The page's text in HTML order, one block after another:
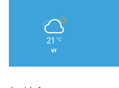
21 ℃
vr